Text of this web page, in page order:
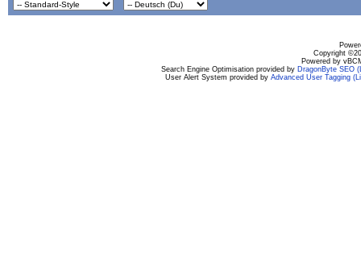
Copyright
Powered by
Search Engine Optimisation provided by DragonByte SEO
User Alert System provided by Advanced User Tagging